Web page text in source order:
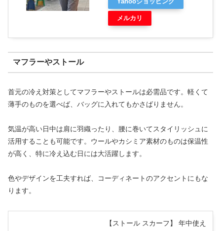
Yahooショッピング
メルカリ
マフラーやストール
首元の冷え対策としてマフラーやストールは必需品です。軽くて
薄手のものを選べば、バッグに入れてもかさばりません。
気温が高い日中は肩に羽織ったり、腰に巻いてスタイリッシュに
活用することも可能です。ウールやカシミア素材のものは保温性
が高く、特に冷え込む日には大活躍します。
色やデザインを工夫すれば、コーディネートのアクセントにもな
ります。
【ストール スカーフ】 年中使え